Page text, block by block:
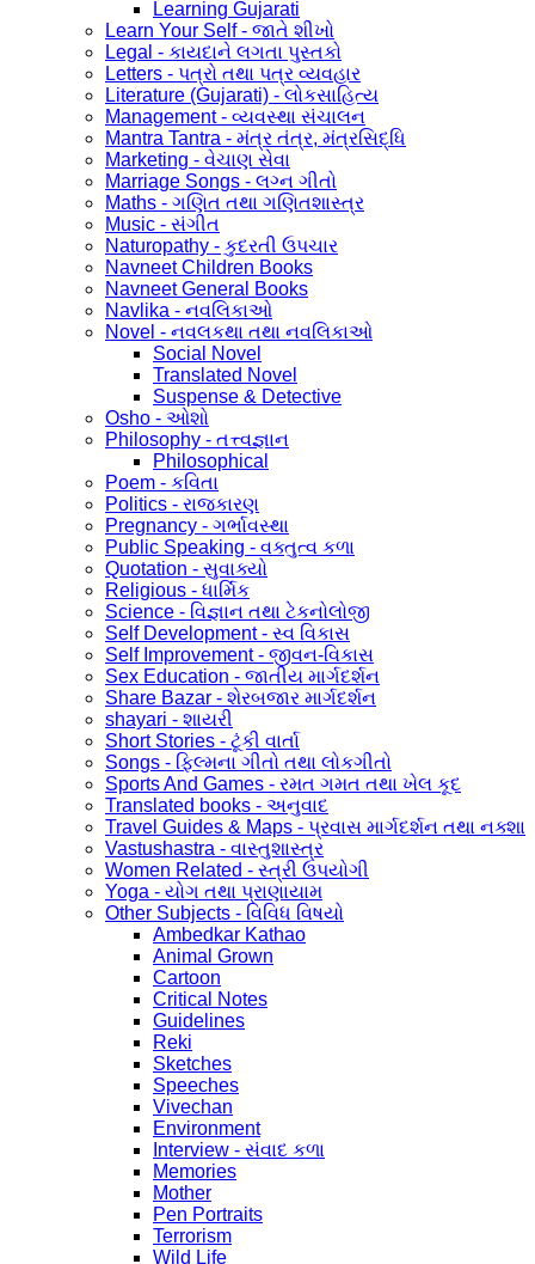
Learning Gujarati
Learn Your Self - જાતે શીખો
Legal - કાયદાને લગતા પુસ્તકો
Letters - પત્રો તથા પત્ર વ્યવહાર
Literature (Gujarati) - લોકસાહિત્ય
Management - વ્યવસ્થા સંચાલન
Mantra Tantra - મંત્ર તંત્ર, મંત્રસિદ્ધિ
Marketing - વેચાણ સેવા
Marriage Songs - લગ્ન ગીતો
Maths - ગણિત તથા ગણિતશાસ્ત્ર
Music - સંગીત
Naturopathy - કુદરતી ઉપચાર
Navneet Children Books
Navneet General Books
Navlika - નવલિકાઓ
Novel - નવલકથા તથા નવલિકાઓ
Social Novel
Translated Novel
Suspense & Detective
Osho - ઓશો
Philosophy - તત્ત્વજ્ઞાન
Philosophical
Poem - કવિતા
Politics - રાજકારણ
Pregnancy - ગર્ભાવસ્થા
Public Speaking - વક્તુત્વ કળા
Quotation - સુવાક્યો
Religious - ધાર્મિક
Science - વિજ્ઞાન તથા ટેકનોલોજી
Self Development - સ્વ વિકાસ
Self Improvement - જીવન-વિકાસ
Sex Education - જાતીય માર્ગદર્શન
Share Bazar - શેરબજાર માર્ગદર્શન
shayari - શાયરી
Short Stories - ટૂંકી વાર્તા
Songs - ફિલ્મના ગીતો તથા લોકગીતો
Sports And Games - રમત ગમત તથા ખેલ કૂદ
Translated books - અનુવાદ
Travel Guides & Maps - પ્રવાસ માર્ગદર્શન તથા નક્શા
Vastushastra - વાસ્તુશાસ્ત્ર
Women Related - સ્ત્રી ઉપયોગી
Yoga - યોગ તથા પ્રાણાયામ
Other Subjects - વિવિધ વિષયો
Ambedkar Kathao
Animal Grown
Cartoon
Critical Notes
Guidelines
Reki
Sketches
Speeches
Vivechan
Environment
Interview - સંવાદ કળા
Memories
Mother
Pen Portraits
Terrorism
Wild Life